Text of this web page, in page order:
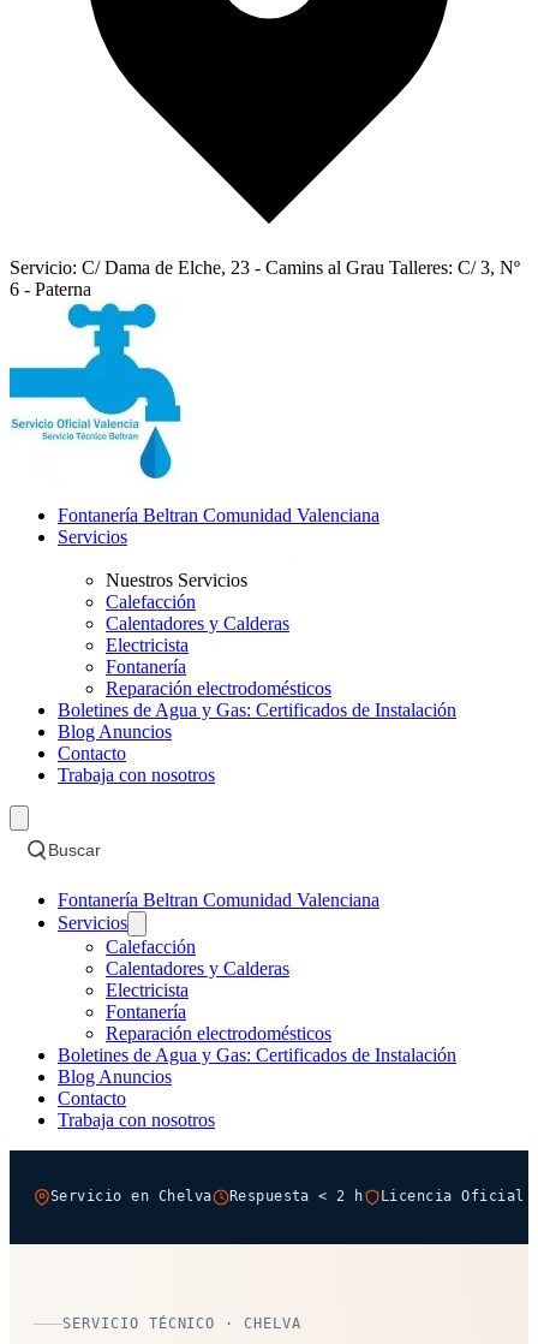
Servicio: C/ Dama de Elche, 23 - Camins al Grau Talleres: C/ 3, Nº
6 - Paterna
Fontanería Beltran Comunidad Valenciana
Servicios
Nuestros Servicios
Calefacción
Calentadores y Calderas
Electricista
Fontanería
Reparación electrodomésticos
Boletines de Agua y Gas: Certificados de Instalación
Blog Anuncios
Contacto
Trabaja con nosotros
Buscar
Fontanería Beltran Comunidad Valenciana
Servicios
Calefacción
Calentadores y Calderas
Electricista
Fontanería
Reparación electrodomésticos
Boletines de Agua y Gas: Certificados de Instalación
Blog Anuncios
Contacto
Trabaja con nosotros
Servicio en Chelva Respuesta < 2 h Licencia Oficial
SERVICIO TÉCNICO · CHELVA